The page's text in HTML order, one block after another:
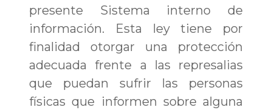
presente Sistema interno de
información. Esta ley tiene por
finalidad otorgar una protección
adecuada frente a las represalias
que puedan sufrir las personas
físicas que informen sobre alguna